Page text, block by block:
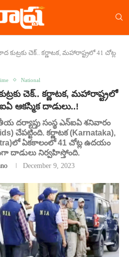
కుట్రకు చెక్.. కర్ణాటక, మహారాష్ట్రలో 41 చోట్ల
National
చెక్.. కర్ణాటక, మహారాష్ట్రలో
ఆకస్మిక దాడులు..!
దర్యాప్తు సంస్థ ఎన్ఐఏ శనివారం
చేపట్టింది. కర్ణాటక (Karnataka),
ఏకకాలంలో 41 చోట్ల ఉదయం
దాడులు నిర్వహిస్తోంది.
December 9, 2023